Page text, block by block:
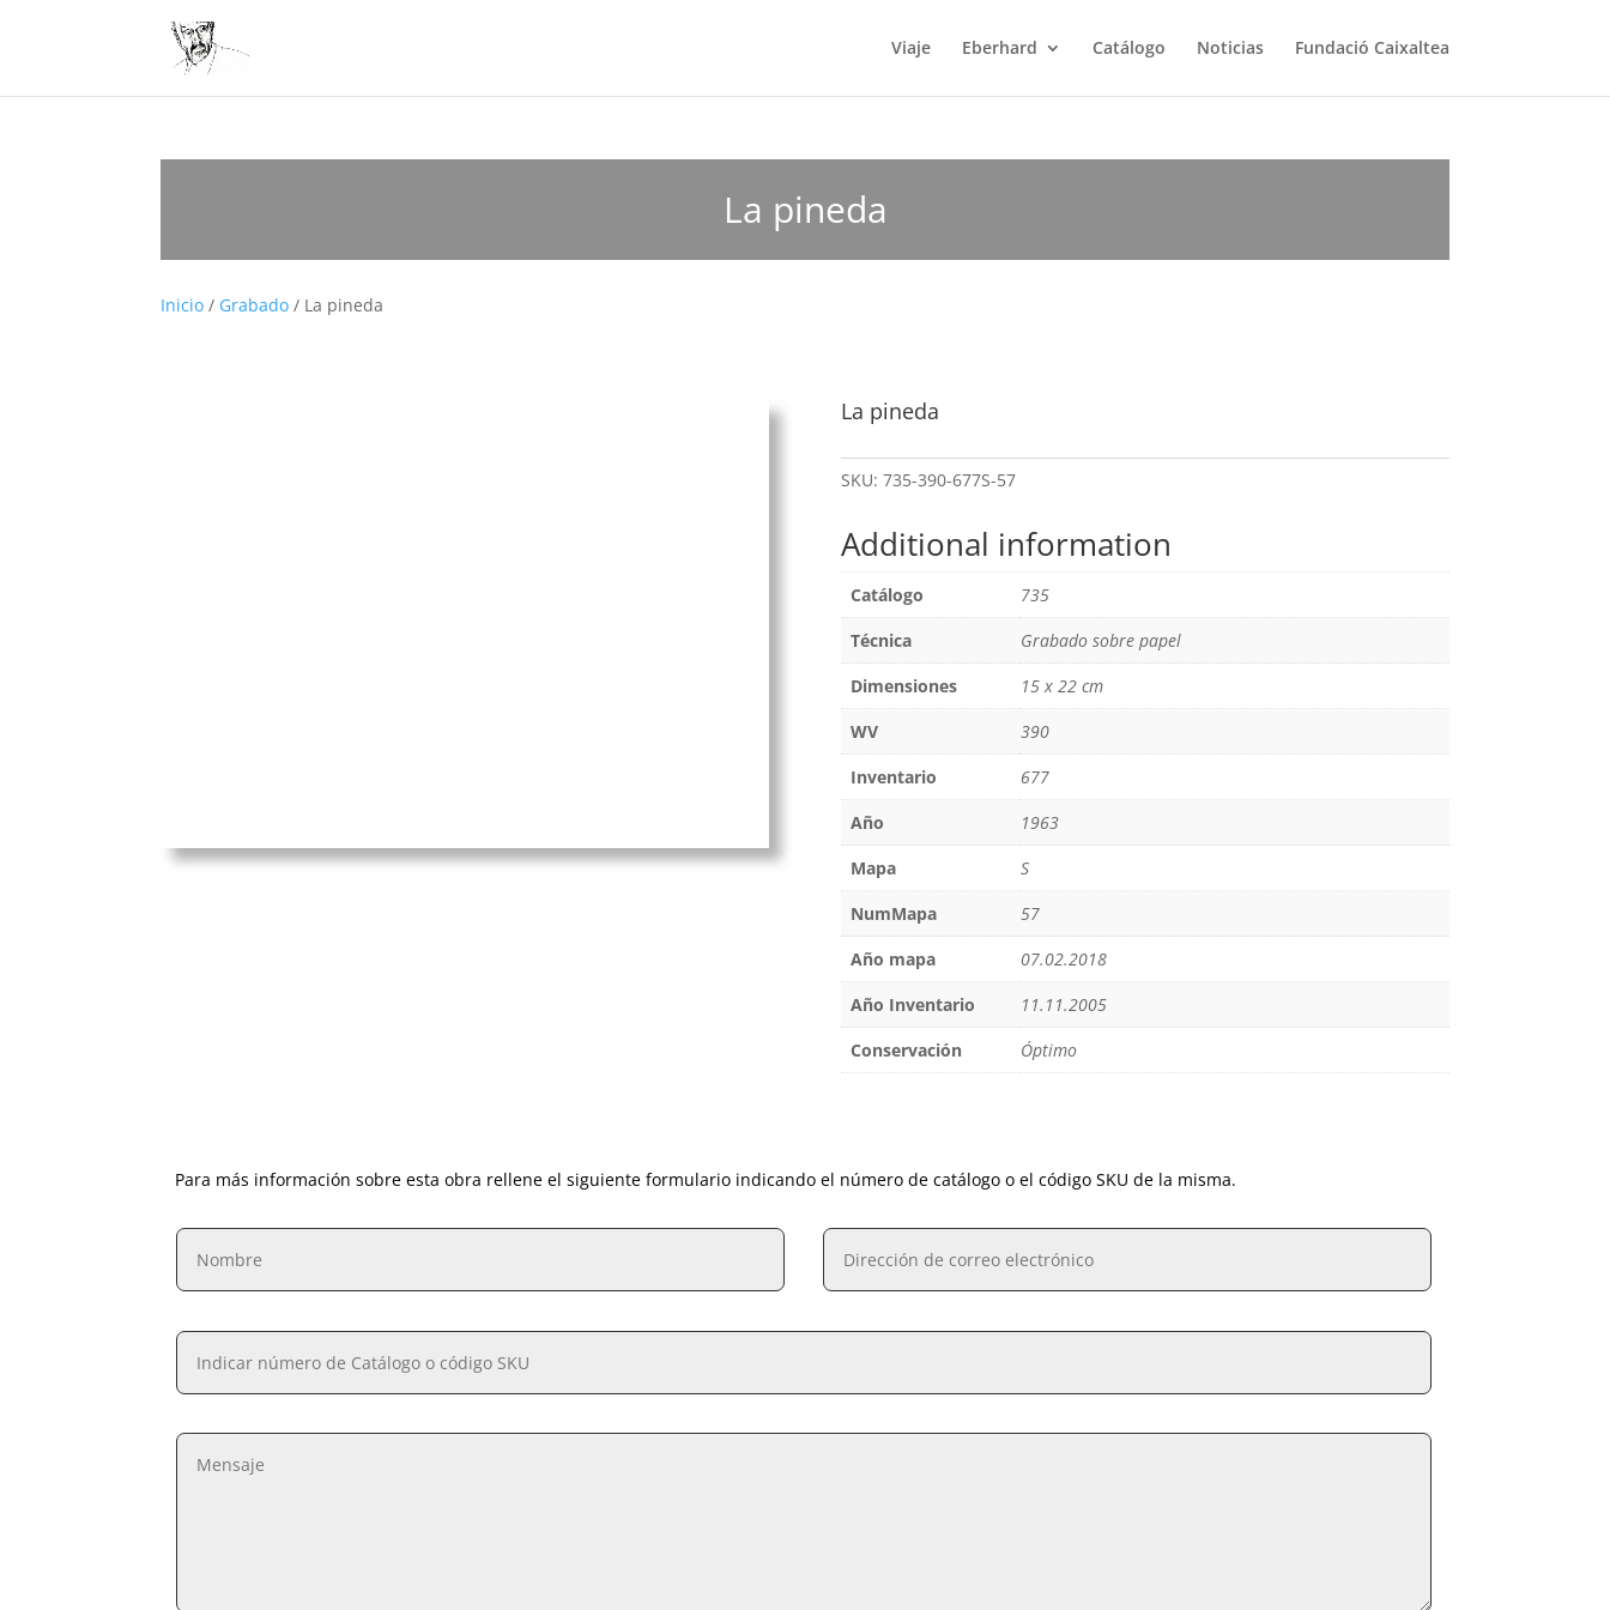
Viaje Eberhard Catálogo Noticias Fundació Caixaltea
La pineda
Inicio / Grabado / La pineda
La pineda
SKU: 735-390-677S-57
Additional information
Catálogo
735
Técnica
Grabado sobre papel
Dimensiones
15 x 22 cm
WV
390
Inventario
677
Año
1963
Mapa
S
NumMapa
57
Año mapa
07.02.2018
Año Inventario
11.11.2005
Conservación
Óptimo
Para más información sobre esta obra rellene el siguiente formulario indicando el número de catálogo o el código SKU de la misma.